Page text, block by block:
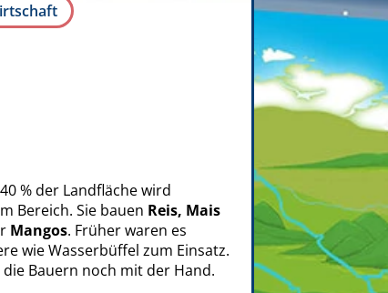
% der Landfläche wird
Bereich. Sie bauen Reis, Mais
Mangos. Früher waren es
wie Wasserbüffel zum Einsatz.
Bauern noch mit der Hand.